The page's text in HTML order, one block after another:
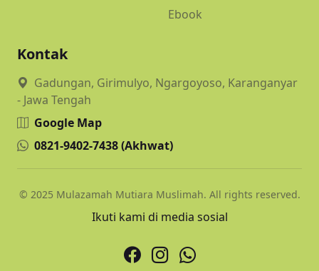
Ebook
Kontak
Gadungan, Girimulyo, Ngargoyoso, Karanganyar
- Jawa Tengah
Google Map
0821-9402-7438 (Akhwat)
© 2025 Mulazamah Mutiara Muslimah. All rights reserved.
Ikuti kami di media sosial